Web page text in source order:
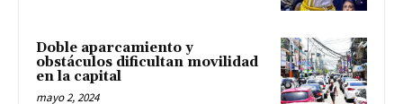
Doble aparcamiento y
obstáculos dificultan movilidad
en la capital
mayo 2, 2024